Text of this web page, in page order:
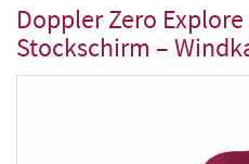
DopplerZero
Stockschirm –